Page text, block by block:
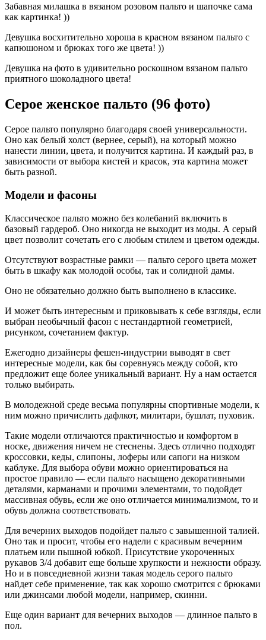
Забавная милашка в вязаном розовом пальто и шапочке сама
как картинка! ))
Девушка восхитительно хороша в красном вязаном пальто с
капюшоном и брюках того же цвета! ))
Девушка на фото в удивительно роскошном вязаном пальто
приятного шоколадного цвета!
Серое женское пальто (96 фото)
Серое пальто популярно благодаря своей универсальности.
Оно как белый холст (вернее, серый), на который можно
нанести линии, цвета, и получится картина. И каждый раз, в
зависимости от выбора кистей и красок, эта картина может
быть разной.
Модели и фасоны
Классическое пальто можно без колебаний включить в
базовый гардероб. Оно никогда не выходит из моды. А серый
цвет позволит сочетать его с любым стилем и цветом одежды.
Отсутствуют возрастные рамки — пальто серого цвета может
быть в шкафу как молодой особы, так и солидной дамы.
Оно не обязательно должно быть выполнено в классике.
И может быть интересным и приковывать к себе взгляды, если
выбран необычный фасон с нестандартной геометрией,
рисунком, сочетанием фактур.
Ежегодно дизайнеры фешен-индустрии выводят в свет
интересные модели, как бы соревнуясь между собой, кто
предложит еще более уникальный вариант. Ну а нам остается
только выбирать.
В молодежной среде весьма популярны спортивные модели, к
ним можно причислить дафлкот, милитари, бушлат, пуховик.
Такие модели отличаются практичностью и комфортом в
носке, движения ничем не стеснены. Здесь отлично подходят
кроссовки, кеды, слипоны, лоферы или сапоги на низком
каблуке. Для выбора обуви можно ориентироваться на
простое правило — если пальто насыщено декоративными
деталями, карманами и прочими элементами, то подойдет
массивная обувь, если же оно отличается минимализмом, то и
обувь должна соответствовать.
Для вечерних выходов подойдет пальто с завышенной талией.
Оно так и просит, чтобы его надели с красивым вечерним
платьем или пышной юбкой. Присутствие укороченных
рукавов 3/4 добавит еще больше хрупкости и нежности образу.
Но и в повседневной жизни такая модель серого пальто
найдет себе применение, так как хорошо смотрится с брюками
или джинсами любой модели, например, скинни.
Еще один вариант для вечерних выходов — длинное пальто в
пол.